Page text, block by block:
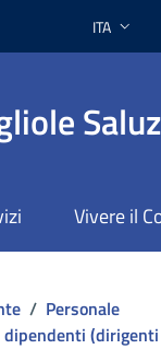
Lingua
ITA
Vivere il
/ Personale